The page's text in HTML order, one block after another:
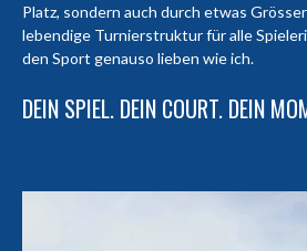
Platz, sondern auch durch etwas
lebendige Turnierstruktur für alle
den Sport genauso lieben wie ich.
DEIN SPIEL. DEIN COURT. DEIN